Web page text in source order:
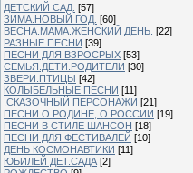
ДЕТСКИЙ САД. [57]
ЗИМА.НОВЫЙ ГОД. [60]
ВЕСНА.МАМА.ЖЕНСКИЙ ДЕНЬ. [22]
РАЗНЫЕ ПЕСНИ [39]
ПЕСНИ ДЛЯ ВЗРОСРЫХ [53]
СЕМЬЯ.ДЕТИ.РОДИТЕЛИ [30]
ЗВЕРИ.ПТИЦЫ [42]
КОЛЫБЕЛЬНЫЕ ПЕСНИ [11]
.СКАЗОЧНЫЙ ПЕРСОНАЖИ [21]
ПЕСНИ О РОДИНЕ, О РОССИИ [19]
ПЕСНИ В СТИЛЕ ШАНСОН [18]
ПЕСНИ ДЛЯ ФЕСТИВАЛЕЙ [10]
ДЕНЬ КОСМОНАВТИКИ [11]
ЮБИЛЕЙ ДЕТ.САДА [2]